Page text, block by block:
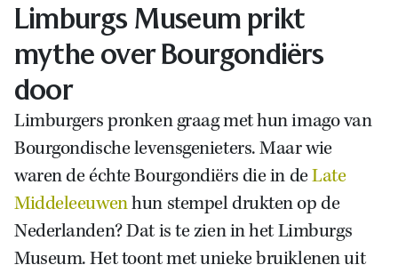
Zoek
Limburgs Museum prikt
mythe over Bourgondiërs
door
Limburgers pronken graag met hun imago van
Bourgondische levensgenieters. Maar wie
waren de échte Bourgondiërs die in deLate
Middeleeuwenhun stempel drukten op de
Nederlanden? Dat is te zien in het Limburgs
Museum. Het toont met unieke bruiklenen uit